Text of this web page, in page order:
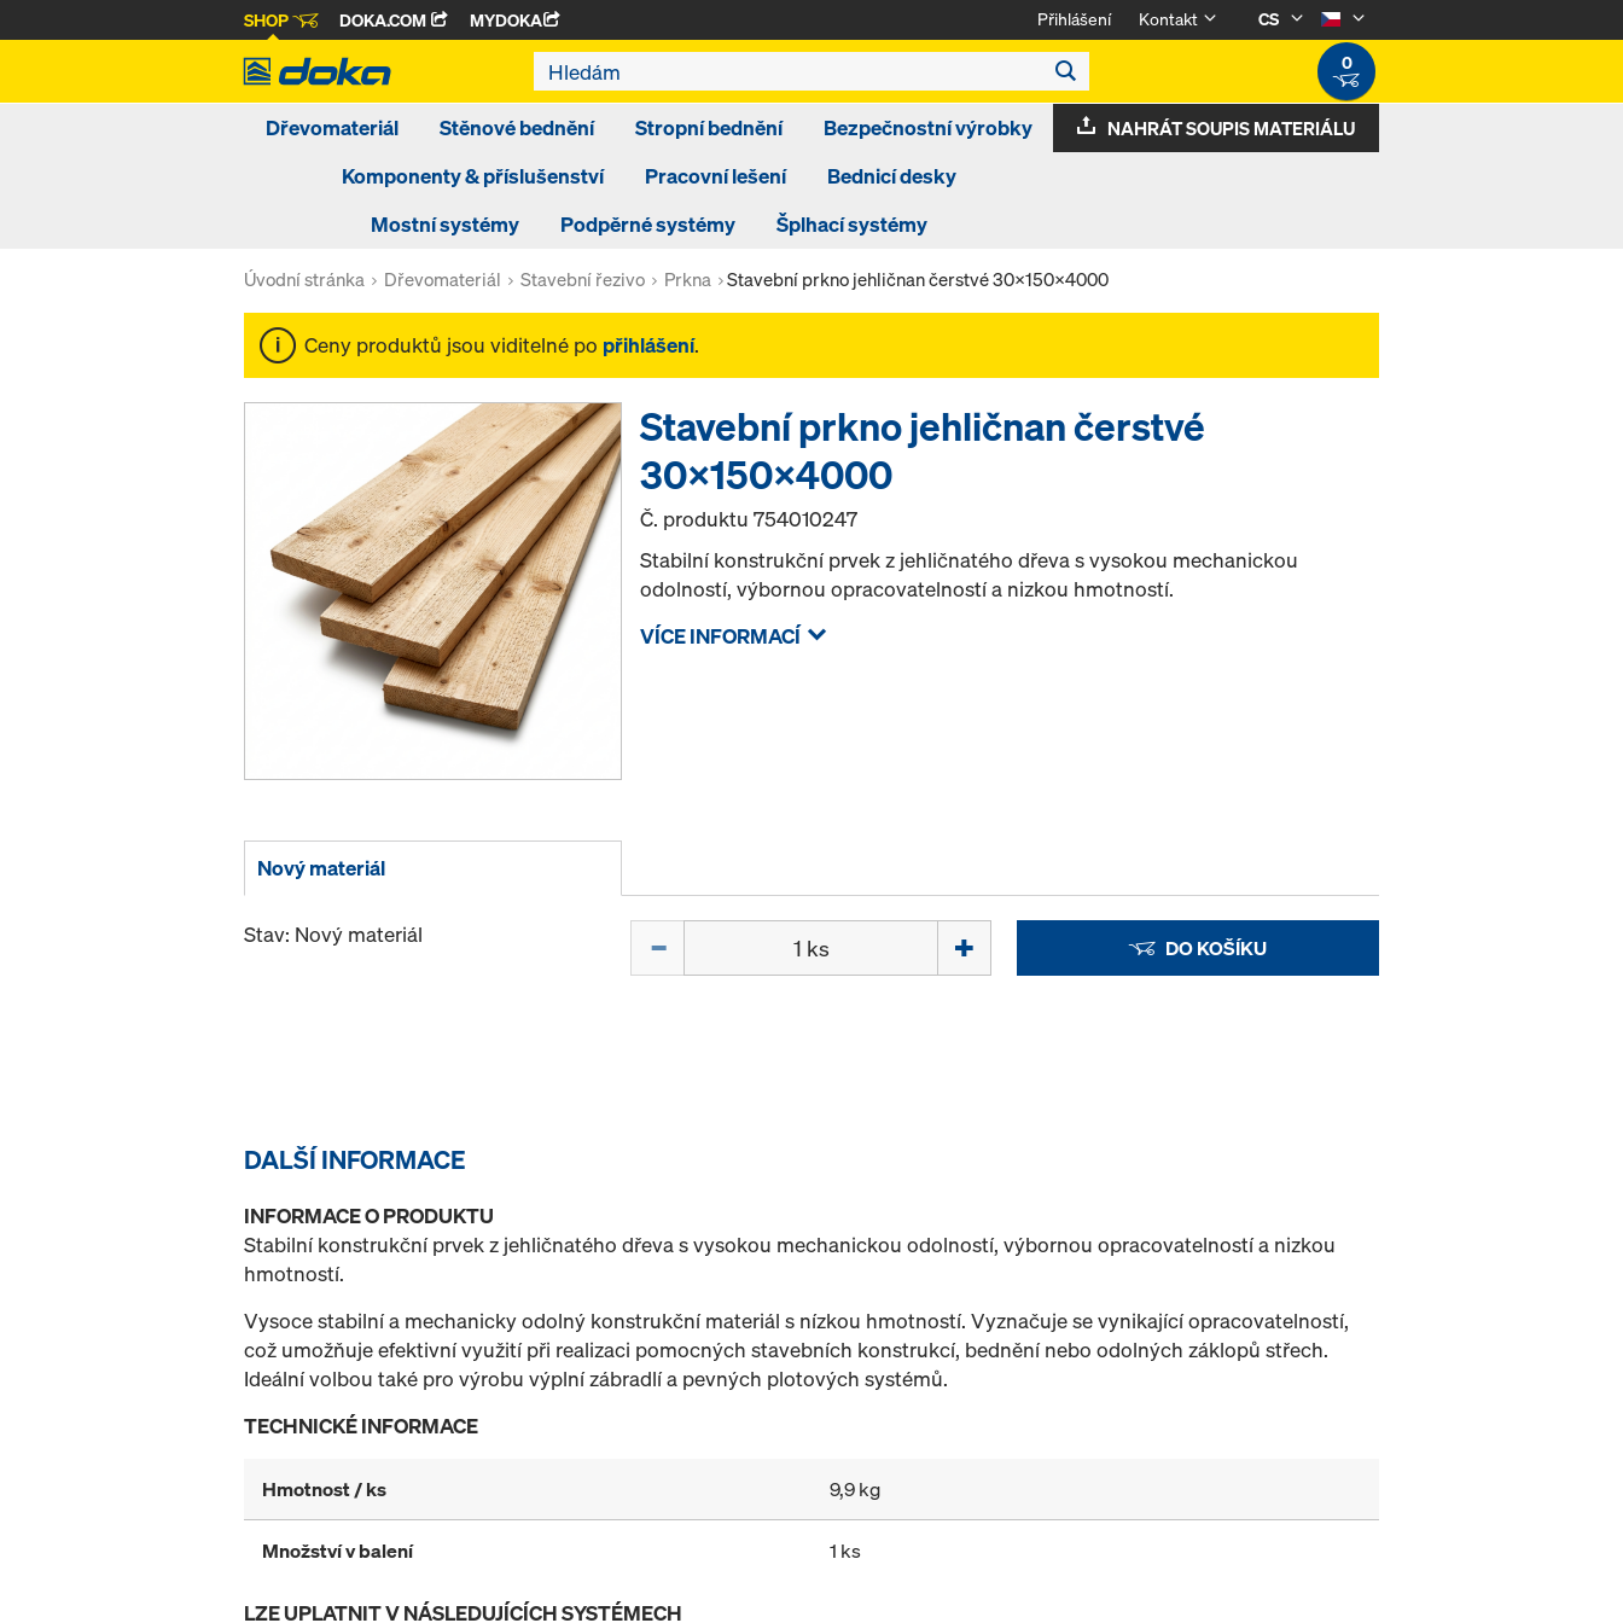
SHOP DOKA.COM MYDOKA Přihlášení Kontakt
CS
0
Dřevomateriál Stěnové bednění Stropní bednění
Bezpečnostní výrobky
Komponenty & příslušenství
Pracovní lešení
Bednicí desky
Mostní systémy
Podpěrné systémy Šplhací systémy
NAHRÁT SOUPIS MATERIÁLU
Úvodní stránka Dřevomateriál Stavební řezivo Prkna Stavební prkno jehličnan čerstvé 30x150x4000
Ceny produktů jsou viditelné po přihlášení.
Stavební prkno jehličnan čerstvé
30x150x4000
Č. produktu754010247
Stabilní konstrukční prvek z jehličnatého dřeva s vysokou mechanickou
odolností, výbornou opracovatelností a nizkou hmotností.
VÍCE INFORMACÍ
Nový materiál
Stav: Nový materiál DO KOŠÍKU
DALŠÍ INFORMACE
INFORMACE O PRODUKTU
Stabilní konstrukční prvek z jehličnatého dřeva s vysokou mechanickou odolností, výbornou opracovatelností a nizkou
hmotností.
Vysoce stabilní a mechanicky odolný konstrukční materiál s nízkou hmotností. Vyznačuje se vynikající opracovatelností,
což umožňuje efektivní využití při realizaci pomocných stavebních konstrukcí, bednění nebo odolných záklopů střech.
Ideální volbou také pro výrobu výplní zábradlí a pevných plotových systémů.
TECHNICKÉ INFORMACE
Hmotnost / ks 9,9 kg
Množství v balení 1 ks
LZE UPLATNIT V NÁSLEDUJÍCÍCH SYSTÉMECH